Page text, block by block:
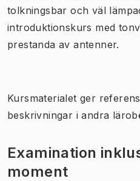
tolkningsbar och väl
introduktionskurs med
prestanda av antenner.
Kursmaterialet ger
beskrivningar i andra
Examination
moment